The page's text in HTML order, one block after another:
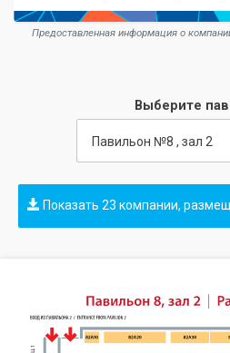
Предоставленная информация о
Выберите
Павильон №8 , зал 2
Показать 23 компании,